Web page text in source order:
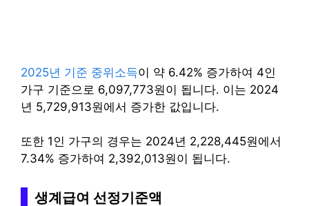
2025년 기준 중위소득이 약 6.42% 증가하여 4인
가구 기준으로 6,097,773원이 됩니다. 이는 2024
년 5,729,913원에서 증가한 값입니다.
또한 1인 가구의 경우는 2024년 2,228,445원에서
7.34% 증가하여 2,392,013원이 됩니다.
생계급여 선정기준액